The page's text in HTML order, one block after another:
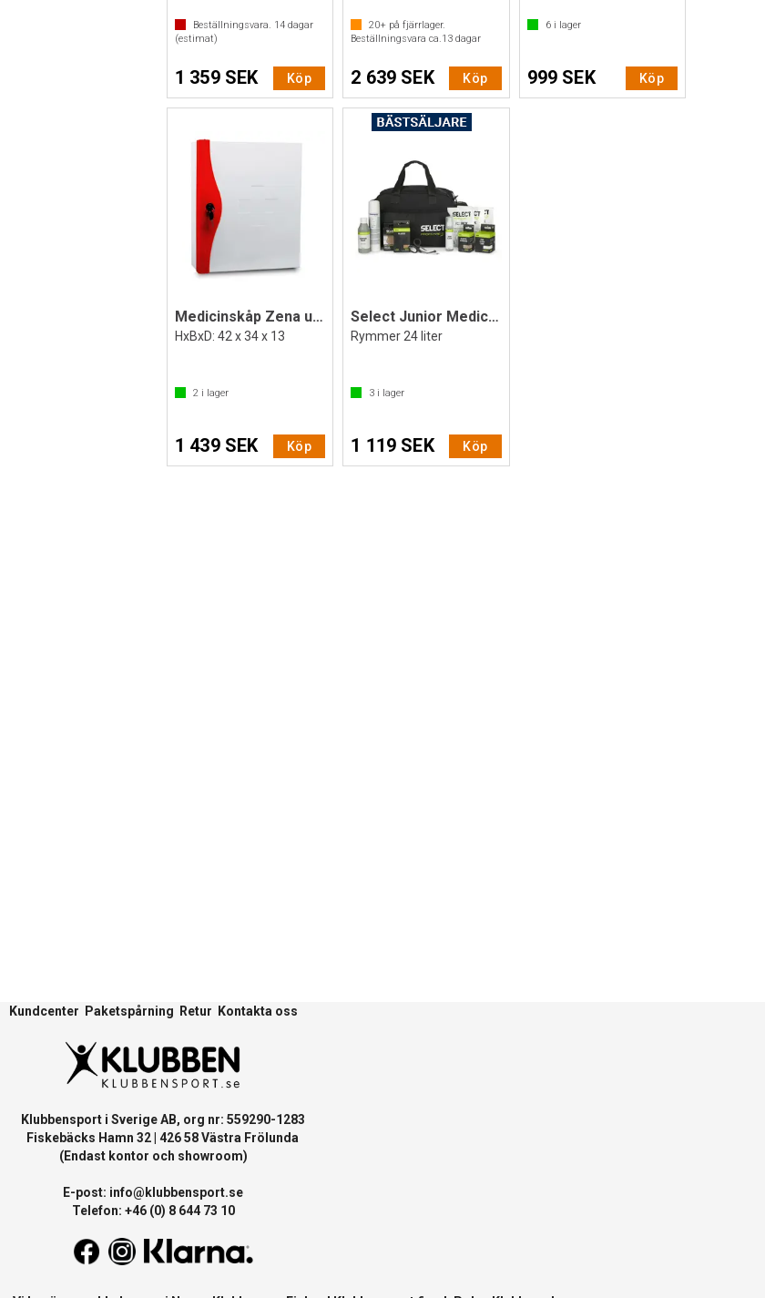
Beställningsvara. 14 dagar
(estimat)
1 359 SEK Köp
20+ på fjärrlager.
Beställningsvara ca.13 dagar
2 639 SEK Köp
6i lager
999 SEK Köp
Medicinskåp Zena utan innehåll
HxBxD: 42 x 34 x 13
2 i lager
1 439 SEK Köp
Select Junior Medicinväska med innehåll
Rymmer 24 liter
3 i lager
1 119 SEK Köp
Kundcenter Paketspårning Retur Kontakta oss
Klubbensport i Sverige AB, org nr: 559290-1283
Fiskebäcks Hamn 32 | 426 58 Västra Frölunda
(Endast kontor och showroom)
E-post: info@klubbensport.se
Telefon: +46 (0) 8 644 73 10